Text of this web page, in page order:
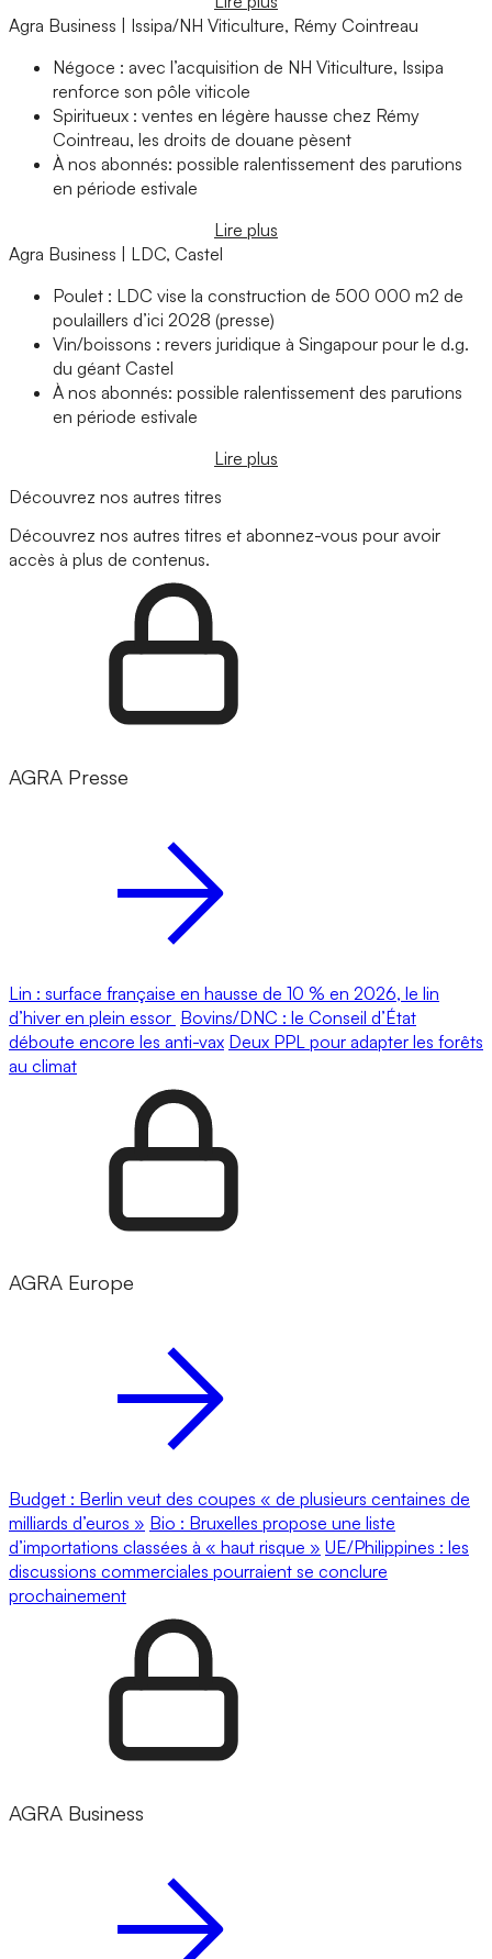
Agra Business | Issipa/NH Viticulture, Rémy Cointreau
Négoce : avec l’acquisition de NH Viticulture, Issipa
renforce son pôle viticole
Spiritueux : ventes en légère hausse chez Rémy
Cointreau, les droits de douane pèsent
À nos abonnés: possible ralentissement des parutions
en période estivale
Lire plus
Agra Business | LDC, Castel
Poulet : LDC vise la construction de 500 000 m2 de
poulaillers d’ici 2028 (presse)
Vin/boissons : revers juridique à Singapour pour le d.g.
du géant Castel
À nos abonnés: possible ralentissement des parutions
en période estivale
Lire plus
Découvrez nos autres titres
Découvrez nos autres titres et abonnez-vous pour avoir
accès à plus de contenus.
AGRA Presse
Lin : surface française en hausse de 10 % en 2026, le lin
d’hiver en plein essor Bovins/DNC : le Conseil d’État
déboute encore les anti-vax Deux PPL pour adapter les forêts
au climat
AGRA Europe
Budget : Berlin veut des coupes « de plusieurs centaines de
milliards d’euros » Bio : Bruxelles propose une liste
d’importations classées à « haut risque » UE/Philippines : les
discussions commerciales pourraient se conclure
prochainement
AGRA Business